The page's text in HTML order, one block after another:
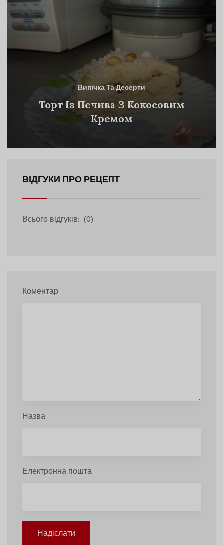
Випічка Та Десерти
Торт Із Печива З Кокосовим
Кремом
ВІДГУКИ ПРО РЕЦЕПТ
Всього відгуків: (0)
Коментар
Назва
Електронна пошта
Надіслати